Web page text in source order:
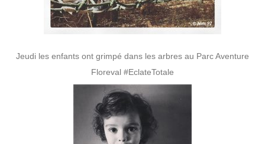
Jeudi les enfants ont grimpé dans les arbres au Parc Aventure
Floreval #EclateTotale